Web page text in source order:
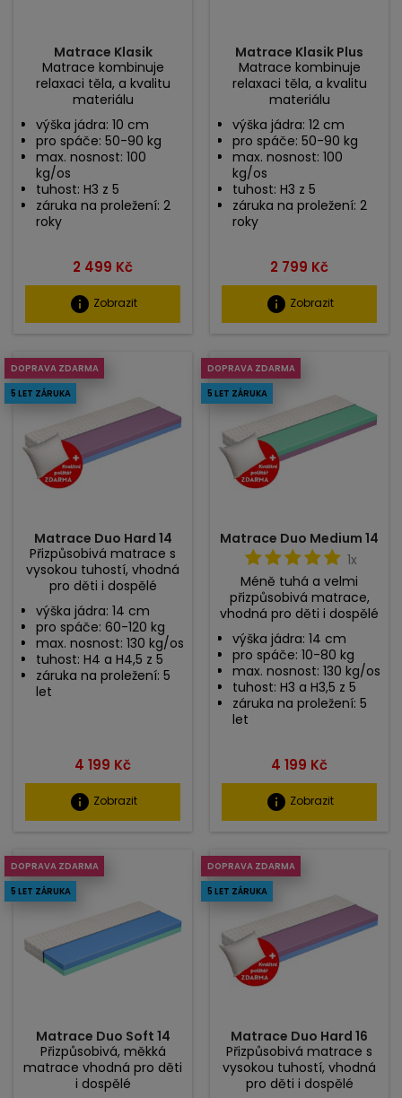
Matrace Klasik
Matrace kombinuje
relaxaci těla, a kvalitu
materiálu
výška jádra: 10 cm
pro spáče: 50-90 kg
max. nosnost: 100
kg/os
tuhost: H3 z 5
záruka na proležení: 2
roky
Cena
2 499 Kč
info Zobrazit
Matrace Klasik Plus
Matrace kombinuje
relaxaci těla, a kvalitu
materiálu
výška jádra: 12 cm
pro spáče: 50-90 kg
max. nosnost: 100
kg/os
tuhost: H3 z 5
záruka na proležení: 2
roky
Cena
2 799 Kč
info Zobrazit
DOPRAVA ZDARMA
5 LET ZÁRUKA
Matrace Duo Hard 14
Přizpůsobivá matrace s
vysokou tuhostí, vhodná
pro děti i dospělé
výška jádra: 14 cm
pro spáče: 60-120 kg
max. nosnost: 130 kg/os
tuhost: H4 a H4,5 z 5
záruka na proležení: 5
let
Cena
4 199 Kč
info Zobrazit
DOPRAVA ZDARMA
5 LET ZÁRUKA
Matrace Duo Medium 14
1x
Méně tuhá a velmi
přizpůsobivá matrace,
vhodná pro děti i dospělé
výška jádra: 14 cm
pro spáče: 10-80 kg
max. nosnost: 130 kg/os
tuhost: H3 a H3,5 z 5
záruka na proležení: 5
let
Cena
4 199 Kč
info Zobrazit
DOPRAVA ZDARMA
5 LET ZÁRUKA
Matrace Duo Soft 14
Přizpůsobivá, měkká
matrace vhodná pro děti
i dospělé
DOPRAVA ZDARMA
5 LET ZÁRUKA
Matrace Duo Hard 16
Přizpůsobivá matrace s
vysokou tuhostí, vhodná
pro děti i dospělé